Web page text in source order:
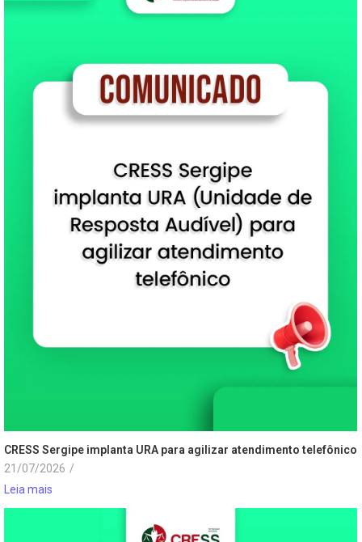
CRESS Sergipe implanta URA para agilizar atendimento telefônico
21/07/2026 /
Leia mais